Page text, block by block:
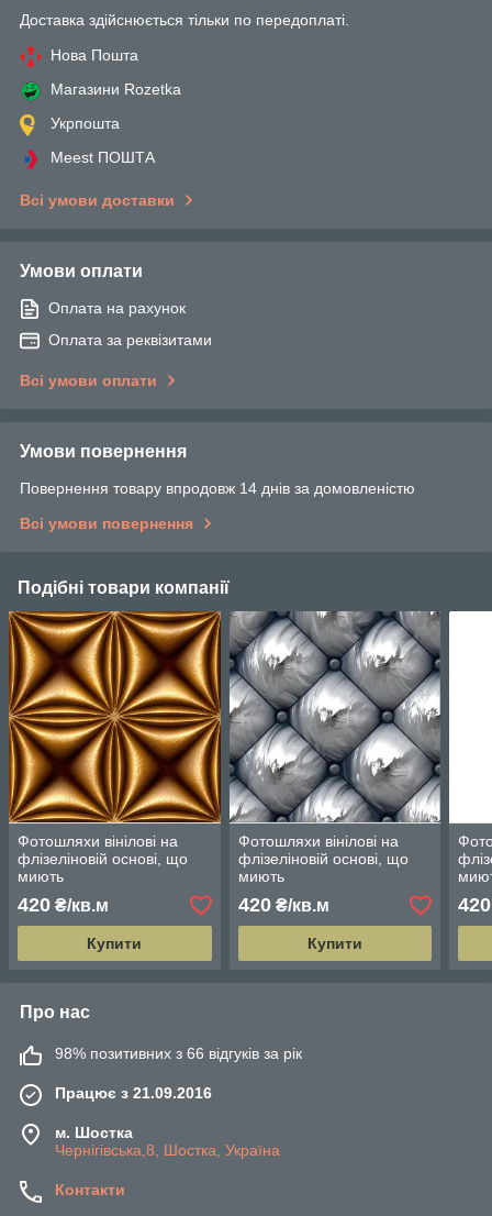
Доставка здійснюється тільки по передоплаті.
Нова Пошта
Магазини Rozetka
Укрпошта
Meest ПОШТА
Всі умови доставки
Умови оплати
Оплата на рахунок
Оплата за реквізитами
Всі умови оплати
Умови повернення
Повернення товару впродовж 14 днів за домовленістю
Всі умови повернення
Подібні товари компанії
Фотошляхи вінілові на
флізеліновій основі, що
миють
420 ₴/кв.м
Купити
Фотошляхи вінілові на
флізеліновій основі, що
миють
420₴/кв.м
Купити
420
Про нас
98% позитивних з 66 відгуків за рік
Працює з 21.09.2016
м. Шостка
Чернігівська,8, Шостка, Україна
Контакти